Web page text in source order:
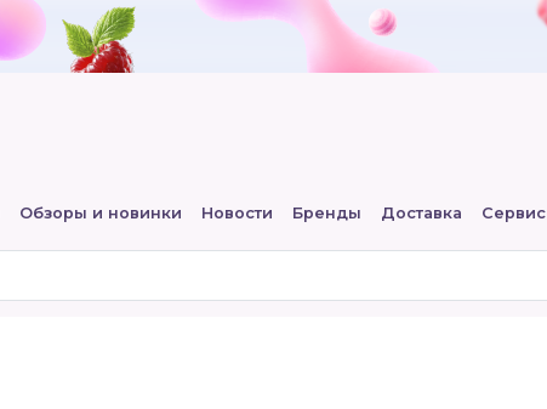
Обзоры и новинки Новости Бренды Доставка Сервис